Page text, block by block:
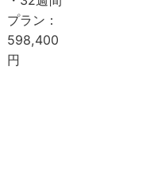
プラン：
598,400
円